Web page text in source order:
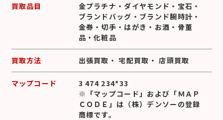
買取品目 金プラチナ ・ダイヤモンド ・ 宝石 ・
ブランドバッグ ・ ブランド腕時計 ・
金券 ・切手 ・ はがき ・ お酒 ・ 骨董
品 ・化粧品
買取方法 出張買取 ・宅配買取 ・店頭買取
マップコード
3 474 234*33
※「マップコード」および「ＭＡＰ
ＣＯＤＥ」は（株）デンソーの登録
商標です。